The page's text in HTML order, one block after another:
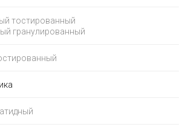
тостированный
гранулированный